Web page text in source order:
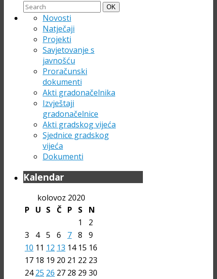
Search
for:
Search
OK
Novosti
Natječaji
Projekti
Savjetovanje s
javnošću
Proračunski
dokumenti
Akti gradonačelnika
Izvještaji
gradonačelnice
Akti gradskog vijeća
Sjednice gradskog
vijeća
Dokumenti
Kalendar
kolovoz 2020
P
U S Č P S
N
1
2
3
4 5 6 7 8
9
10 11 12 13 14 15 16
17 18 19 20 21 22 23
24 25 26 27 28 29 30